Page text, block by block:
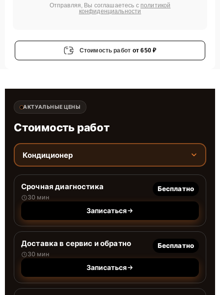
Отправляя, Вы соглашаетесь с политикой
конфиденциальности
Стоимость работ от 650 ₽
АКТУАЛЬНЫЕ ЦЕНЫ
Стоимость работ
Кондиционер
Срочная диагностика
30 мин
Бесплатно
Записаться
Доставка в сервис и обратно
30 мин
Бесплатно
Записаться